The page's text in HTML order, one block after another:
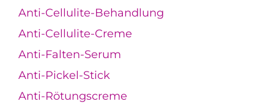
Anti-Cellulite-Behandlung
Anti-Cellulite-Creme
Anti-Falten-Serum
Anti-Pickel-Stick
Anti-Rötungscreme